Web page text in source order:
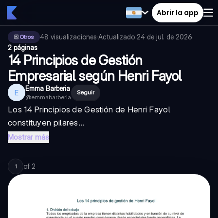
Abrir la app
Otros 48 visualizaciones·Actualizado 24 de jul. de 2026·
2 páginas
14 Principios de Gestión
Empresarial según Henri Fayol
E Emma Barberia
@emmabarberia
Seguir
Los 14 Principios de Gestión de Henri Fayol
constituyen pilares...
Mostrar más
1 of 2